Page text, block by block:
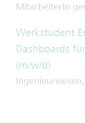
MitarbeiterIn
Werkstudent
Dashboards
(m/w/d)